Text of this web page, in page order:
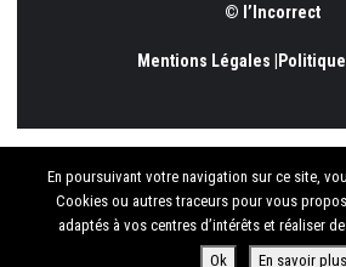
© l’Incorrect
Mentions Légales |
En poursuivant votre navigation sur ce site,
Cookies ou autres traceurs pour vous
adaptés à vos centres d’intérêts et réaliser
Ok
En savoir plus